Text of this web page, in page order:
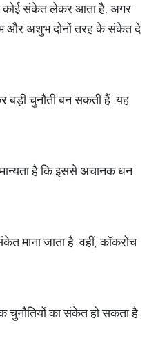
कोई संकेत लेकर आता है. अगर
और अशुभ दोनों तरह के संकेत दे
बड़ी चुनौती बन सकती हैं. यह
है कि इससे अचानक धन
माना जाता है. वहीं, कॉकरोच
चुनौतियों का संकेत हो सकता है.